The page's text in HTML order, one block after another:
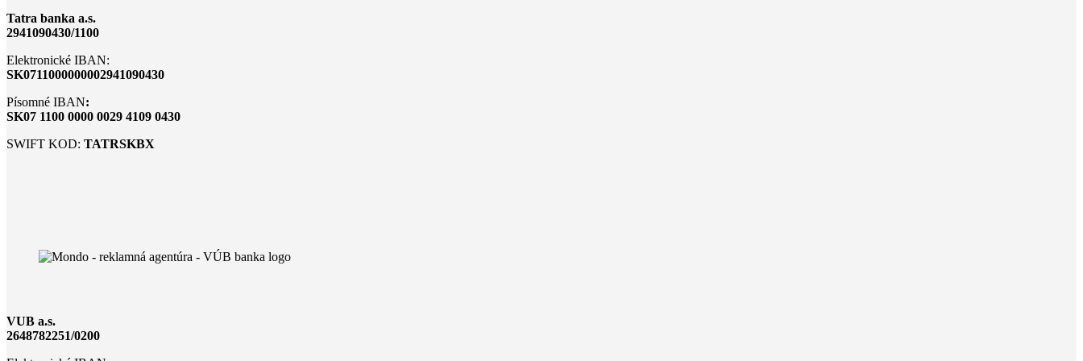
Tatra banka a.s.
2941090430/1100
Elektronické IBAN:
SK0711000000002941090430
Písomné IBAN:
SK07 1100 0000 0029 4109 0430
SWIFT KOD: TATRSKBX
VUB a.s.
2648782251/0200